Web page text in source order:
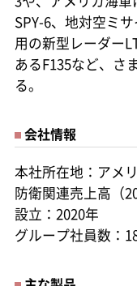
SPY-6、地対空ミ
用の新型レーダー
あるF135など、さ
る。
会社情報
本社所在地：アメ
防衛関連売上高（
設立：2020年
グループ社員数：